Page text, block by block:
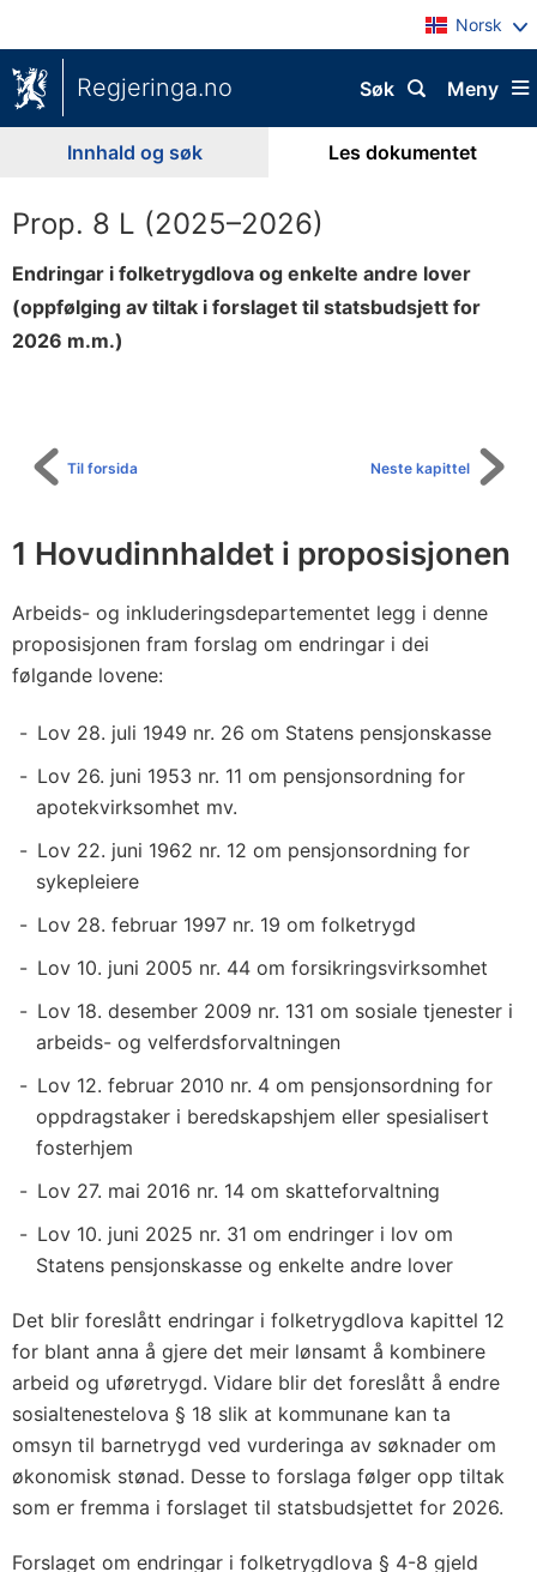
Norsk
Regjeringa.no Meny
Søk
Innhald og søk Les dokumentet
Prop. 8 L (2025–2026)
Endringar i folketrygdlova og enkelte andre lover
(oppfølging av tiltak i forslaget til statsbudsjett for
2026 m.m.)
Neste kapittel
Til forsida
1 Hovudinnhaldet i proposisjonen
Arbeids- og inkluderingsdepartementet legg i denne
proposisjonen fram forslag om endringar i dei
følgande lovene:
Lov 28. juli 1949 nr. 26 om Statens pensjonskasse
Lov 26. juni 1953 nr. 11 om pensjonsordning for
apotekvirksomhet mv.
Lov 22. juni 1962 nr. 12 om pensjonsordning for
sykepleiere
Lov 28. februar 1997 nr. 19 om folketrygd
Lov 10. juni 2005 nr. 44 om forsikringsvirksomhet
Lov 18. desember 2009 nr. 131 om sosiale tjenester i
arbeids- og velferdsforvaltningen
Lov 12. februar 2010 nr. 4 om pensjonsordning for
oppdragstaker i beredskapshjem eller spesialisert
fosterhjem
Lov 27. mai 2016 nr. 14 om skatteforvaltning
Lov 10. juni 2025 nr. 31 om endringer i lov om
Statens pensjonskasse og enkelte andre lover
Det blir foreslått endringar i folketrygdlova kapittel 12
for blant anna å gjere det meir lønsamt å kombinere
arbeid og uføretrygd. Vidare blir det foreslått å endre
sosialtenestelova § 18 slik at kommunane kan ta
omsyn til barnetrygd ved vurderinga av søknader om
økonomisk stønad. Desse to forslaga følger opp tiltak
som er fremma i forslaget til statsbudsjettet for 2026.
Forslaget om endringar i folketrygdlova § 4-8 gjeld